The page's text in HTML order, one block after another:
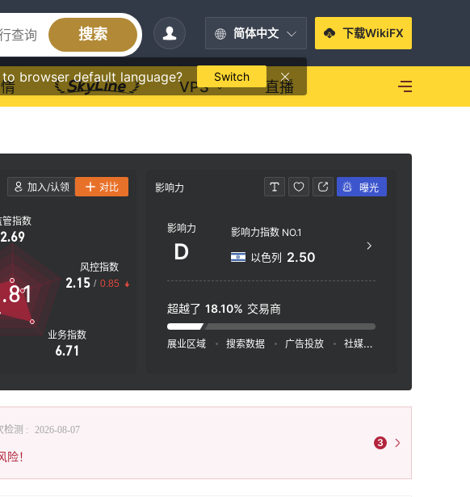
搜索 简体中文
browser default language? Switch
下载WikiFX
VPS 直播
管指数
2.69
业务指数
6.71
风控指数
2.15 / 0.85
影响力
影响力
D
影响力指数 NO.1
以色列 2.50
超越了 18.10% 交易商
展业区域 搜索数据 广告投放 社媒指数
加入/认领 对比 曝光
检测 : 2026-08-07
！
3